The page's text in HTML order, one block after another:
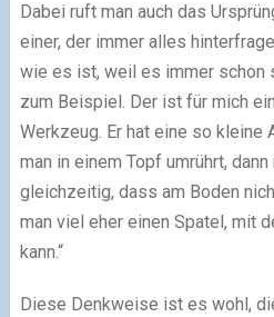
Dabei ruft man auch das
einer, der immer alles
wie es ist, weil es immer schon
zum Beispiel. Der ist für mich
Werkzeug. Er hat eine so kleine
man in einem Topf umrührt,
gleichzeitig, dass am Boden
man viel eher einen Spatel, mit
kann.“
Diese Denkweise ist es wohl,